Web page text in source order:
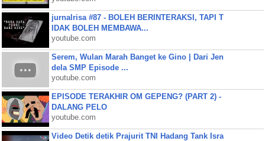
jurnalrisa #87 - BOLEH BERINTERAKSI, TAPI T
IDAK BOLEH MEMBAWA...
youtube.com
Serem, Wulan Marah Banget ke Gino | Dari Jen
dela SMP Episode ...
youtube.com
EPISODE TERAKHIR OM GEPENG? (PART 2) -
DALANG PELO
youtube.com
Video Detik detik Prajurit TNI Hadang Tank Isra